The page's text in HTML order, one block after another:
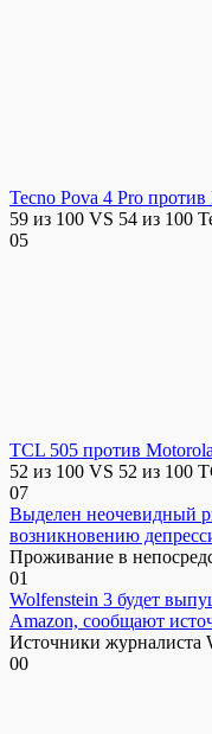
Tecno Pova 4 Pro против
59 из 100 VS 54 из 100
05
TCL 505 против
52 из 100 VS 52 из 100
07
Выделен неочевидный
возникновению
Проживание в
01
Wolfenstein 3 будет
Amazon, сообщают
Источники журналиста
00